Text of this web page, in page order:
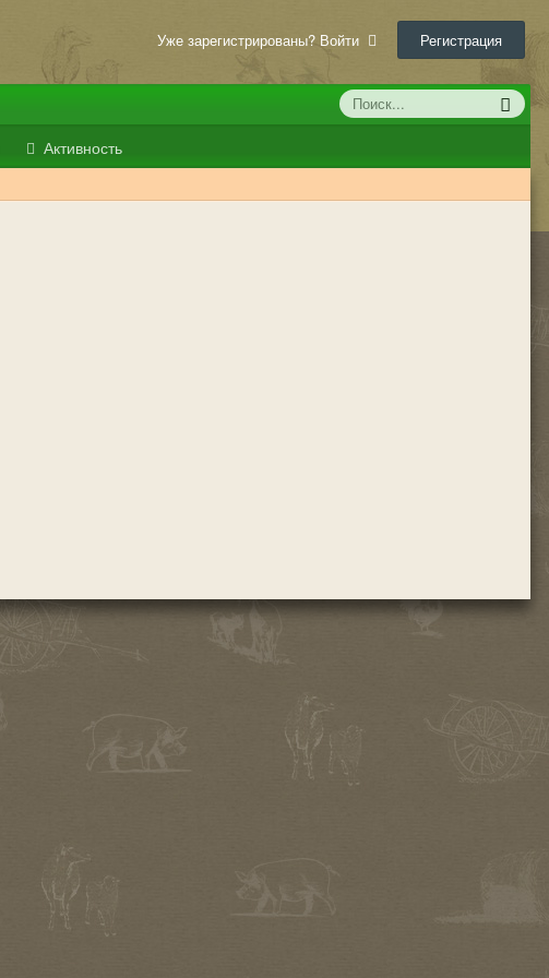
Уже зарегистрированы? Войти Регистрация
Активность